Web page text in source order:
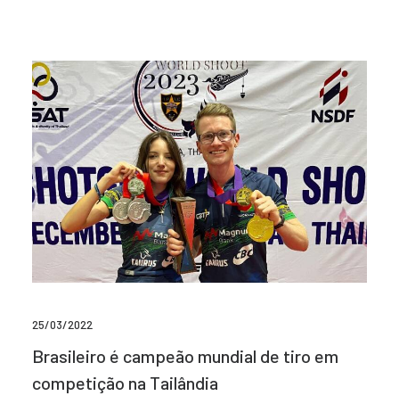
25/03/2022
Brasileiro é campeão mundial de tiro em
competição na Tailândia